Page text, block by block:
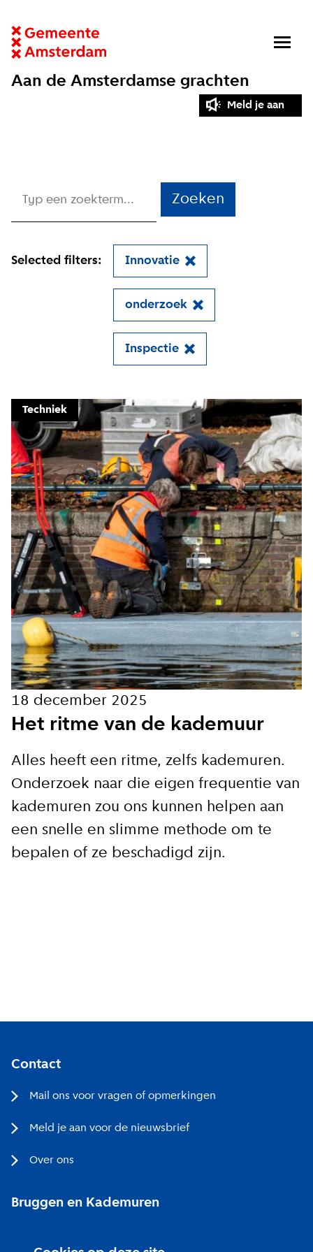
Aan de Amsterdamse grachten
Meld je aan
Close
Meld je aan voor onze
update
Blijf moeiteloos op de hoogte van al het
reilen en zeilen rond de bruggen en
kademuren in Amsterdam. Meld je aan voor
onze updates en je mist geen verhaal!
E-mailadres
Hoe vaak wil je van ons horen:
Bij elk nieuw artikel
Wekelijks
Maandelijks
Ik ga akkoord met de
Zoeken
Selected filters: Innovatie
onderzoek
Inspectie
Techniek
Het ritme van de kademuur
18 december 2025
Alles heeft een ritme, zelfs kademuren.
Onderzoek naar die eigen frequentie van
kademuren zou ons kunnen helpen aan
een snelle en slimme methode om te
bepalen of ze beschadigd zijn.
Contact
Mail ons voor vragen of opmerkingen
Meld je aan voor de nieuwsbrief
Over ons
Bruggen en Kademuren